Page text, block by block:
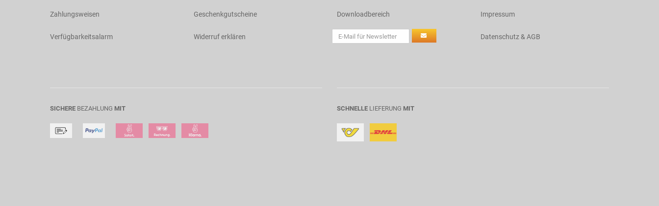
Zahlungsweisen
Verfügbarkeitsalarm
Geschenkgutscheine
Widerruf erklären
Downloadbereich Impressum
Datenschutz & AGB
SICHERE BEZAHLUNG MIT SCHNELLE LIEFERUNG MIT